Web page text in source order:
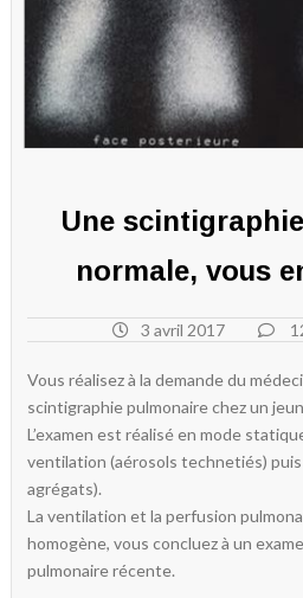
Une
normale, vous
3 avril 2017
Vous réalisez à la demande du
scintigraphie pulmonaire chez un
L’examen est réalisé en mode
ventilation (aérosols technetiés)
agrégats).
La ventilation et la perfusion
homogène, vous concluez à un
pulmonaire récente.